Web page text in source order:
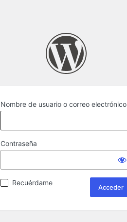
Nombre de usuario o correo electrónico
Contraseña
Recuérdame